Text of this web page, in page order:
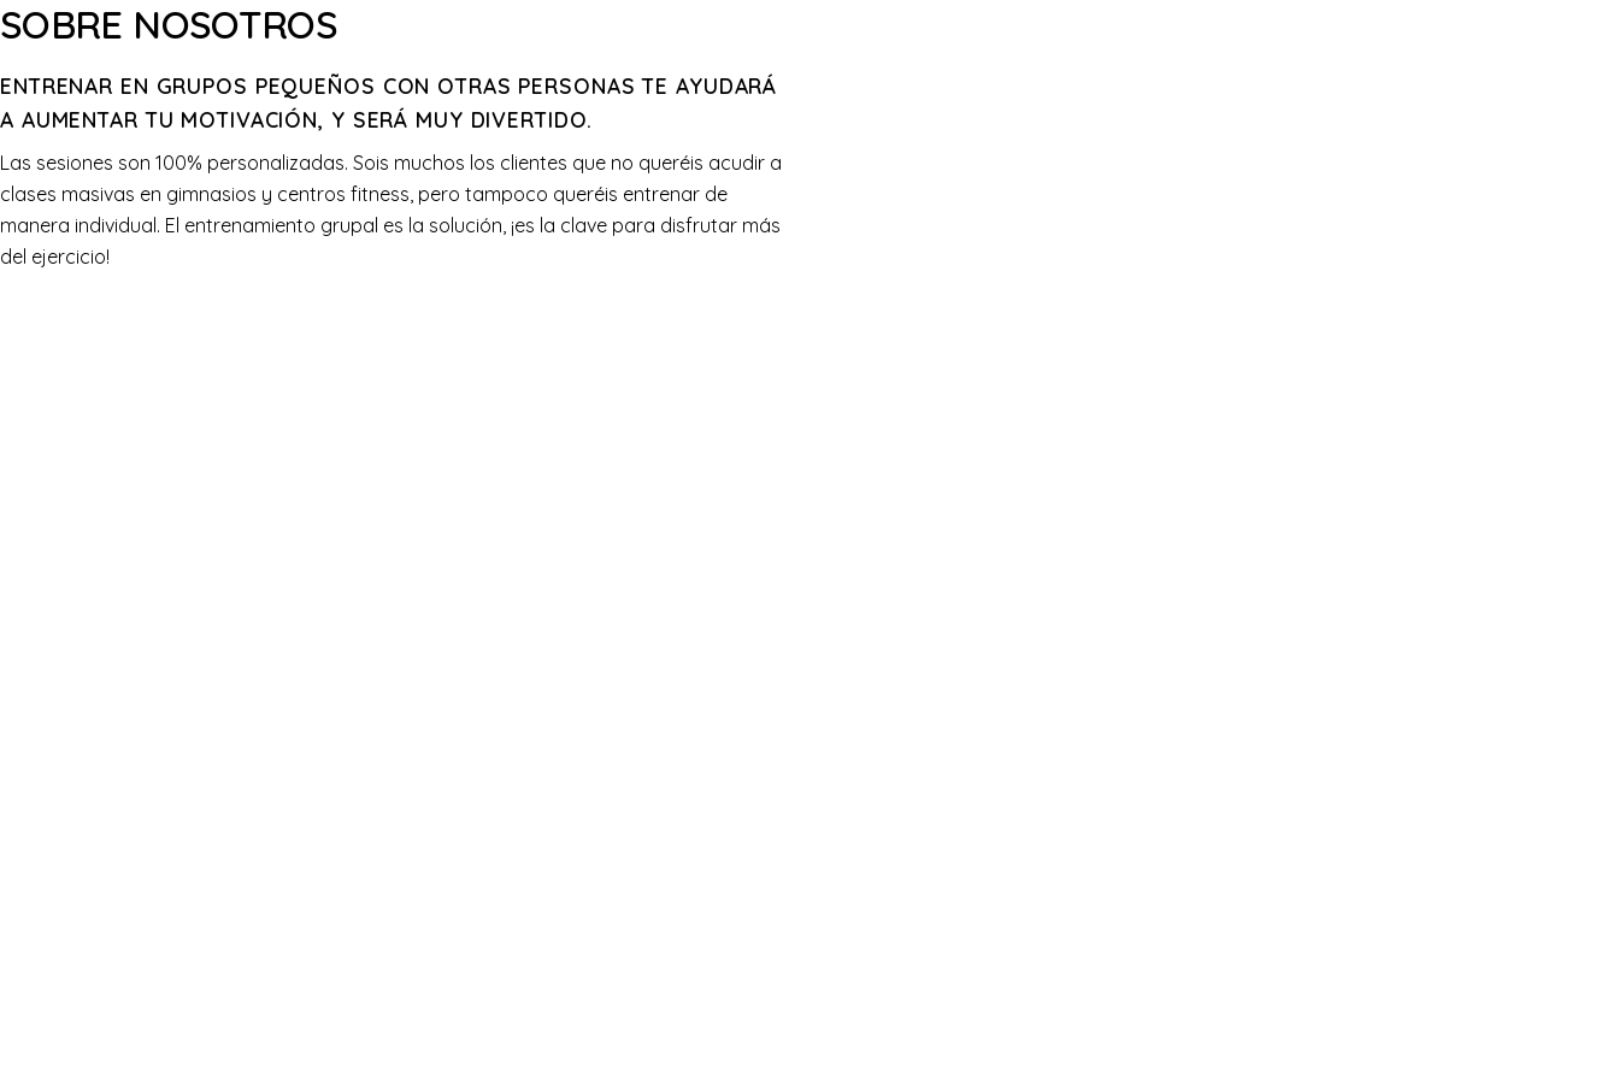
SOBRE NOSOTROS
ENTRENAR EN GRUPOS PEQUEÑOS CON OTRAS PERSONAS TE AYUDARÁ
A AUMENTAR TU MOTIVACIÓN, Y SERÁ MUY DIVERTIDO.
Las sesiones son 100% personalizadas. Sois muchos los clientes que no queréis acudir a
clases masivas en gimnasios y centros fitness, pero tampoco queréis entrenar de
manera individual. El entrenamiento grupal es la solución, ¡es la clave para disfrutar más
del ejercicio!